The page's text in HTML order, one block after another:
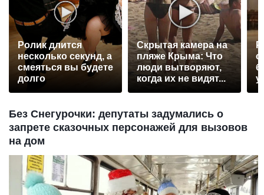
Ролик длится
несколько секунд, а
смеяться вы будете
долго
Скрытая камера на
пляже Крыма: Что
люди вытворяют,
когда их не видят...
Без Снегурочки: депутаты задумались о
запрете сказочных персонажей для вызовов
на дом